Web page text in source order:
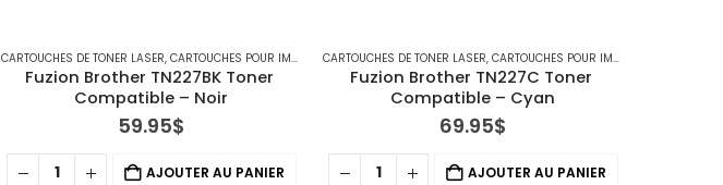
,IMPRIMANTES MFC
CARTOUCHES DE TONER LASER, CARTOUCHES POUR IMPRIMANTES BROTHER ,IMPRIMANTES MFC
Fuzion Brother TN227BK Toner
Compatible – Noir
59.95$
AJOUTER AU PANIER
CARTOUCHES DE TONER LASER, CARTOUCHES POUR IMPRIMANTES BROTHER
Fuzion Brother TN227C Toner
Compatible – Cyan
69.95$
AJOUTER AU PANIER